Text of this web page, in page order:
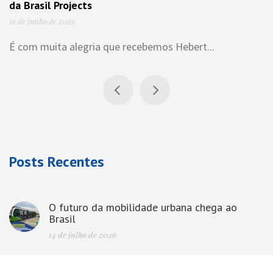
da Brasil Projects
12 de junho de 2026
É com muita alegria que recebemos Hebert...
Posts Recentes
O futuro da mobilidade urbana chega ao
Brasil
14 de julho de 2026